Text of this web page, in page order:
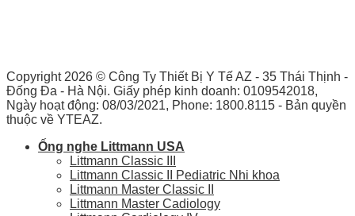
Copyright 2026 © Công Ty Thiết Bị Y Tế AZ - 35 Thái Thịnh -
Đống Đa - Hà Nội. Giấy phép kinh doanh: 0109542018,
Ngày hoạt động: 08/03/2021, Phone: 1800.8115 - Bản quyền
thuộc về YTEAZ.
Ống nghe Littmann USA
Littmann Classic III
Littmann Classic II Pediatric Nhi khoa
Littmann Master Classic II
Littmann Master Cadiology